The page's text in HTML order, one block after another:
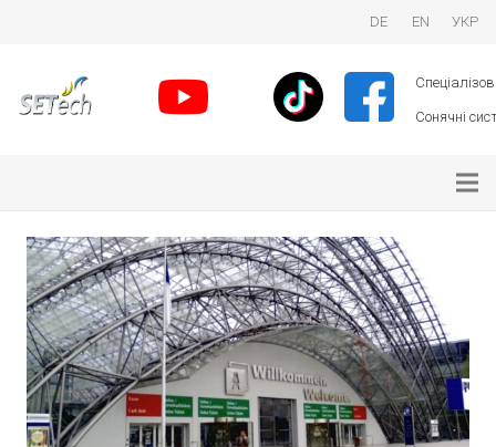
DE EN УКР
Сонячні